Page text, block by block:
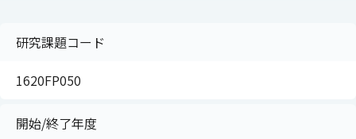
研究課題コード
1620FP050
開始/終了年度